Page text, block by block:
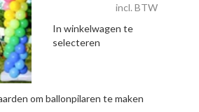
incl. BTW
In winkelwagen te
selecteren
om ballonpilaren te maken